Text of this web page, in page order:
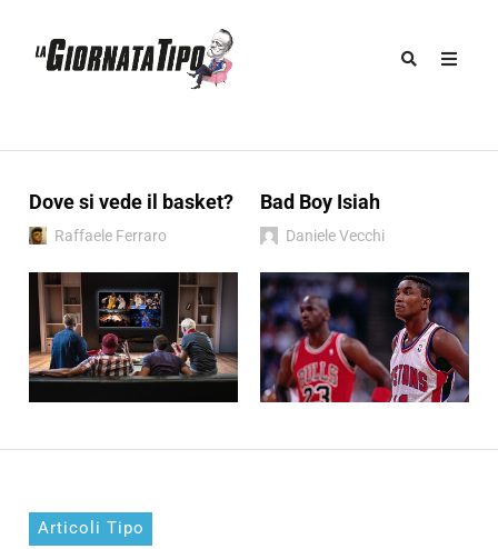
Dove si vede il basket?
Raffaele Ferraro
Bad Boy Isiah
Daniele Vecchi
Articoli Tipo